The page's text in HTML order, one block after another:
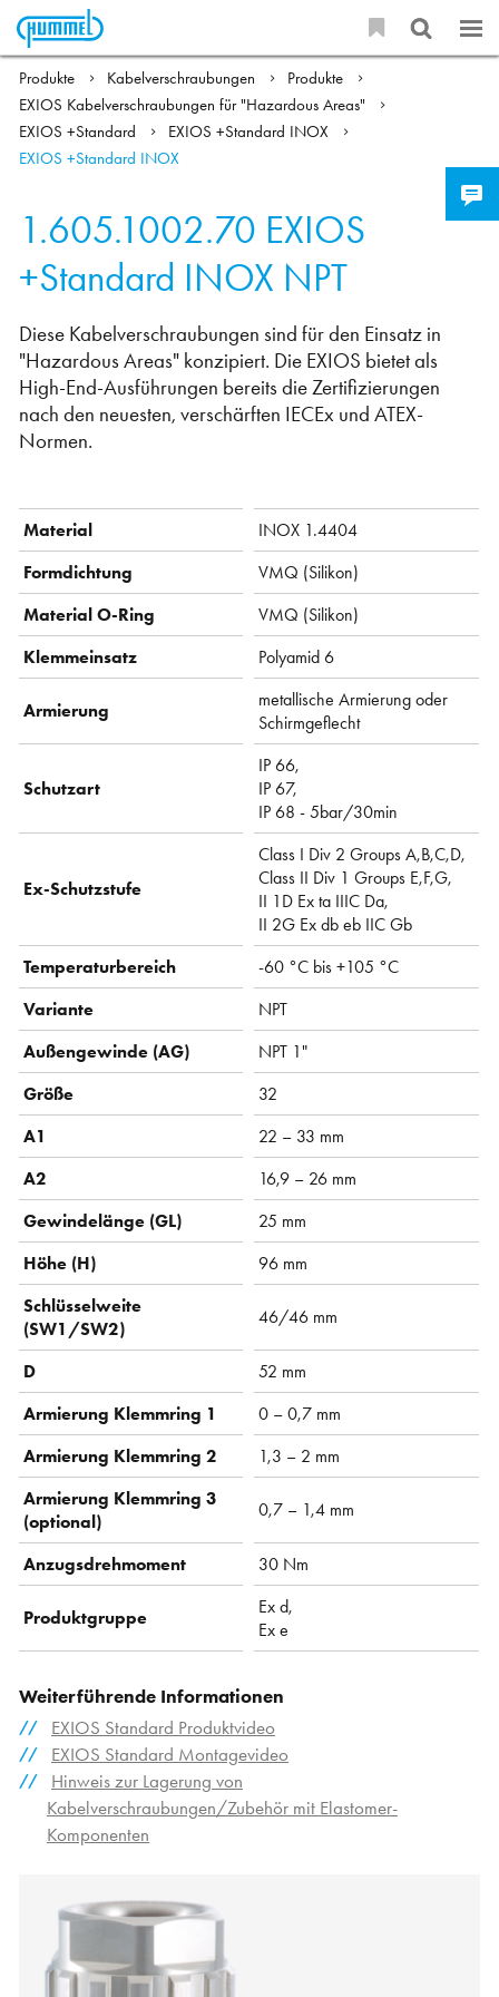
Produkte Kabelverschraubungen
Produkte
EXIOS Kabelverschraubungen für "Hazardous Areas"
EXIOS +Standard
EXIOS +Standard INOX
EXIOS +Standard INOX
1.605.1002.70 EXIOS
+Standard INOX NPT
Diese Kabelverschraubungen sind für den Einsatz in
"Hazardous Areas" konzipiert. Die EXIOS bietet als
High-End-Ausführungen bereits die Zertifizierungen
nach den neuesten, verschärften IECEx und ATEX-
Normen.
Material
INOX 1.4404
Formdichtung
VMQ (Silikon)
Material O-Ring
VMQ (Silikon)
Klemmeinsatz
Polyamid 6
Armierung
metallische Armierung oder
Schirmgeflecht
Schutzart
IP 66,
IP 67,
IP 68 - 5bar/30min
Ex-Schutzstufe
Class I Div 2 Groups A,B,C,D,
Class II Div 1 Groups E,F,G,
II 1D Ex ta IIIC Da,
II 2G Ex db eb IIC Gb
Temperaturbereich
-60 °C bis +105 °C
Variante
NPT
Außengewinde (AG)
NPT 1"
Größe
32
A1
22 – 33 mm
A2
16,9 – 26 mm
Gewindelänge (GL)
25 mm
Höhe (H)
96 mm
Schlüsselweite
(SW1/SW2)
46/46 mm
D
52 mm
Armierung Klemmring 1
0 – 0,7 mm
Armierung Klemmring 2
1,3 – 2 mm
Armierung Klemmring 3
(optional)
0,7 – 1,4 mm
Anzugsdrehmoment 30 Nm
Produktgruppe
Ex d,
Ex e
Weiterführende Informationen
EXIOS Standard Produktvideo
EXIOS Standard Montagevideo
Hinweis zur Lagerung von
Kabelverschraubungen/Zubehör mit Elastomer-
Komponenten